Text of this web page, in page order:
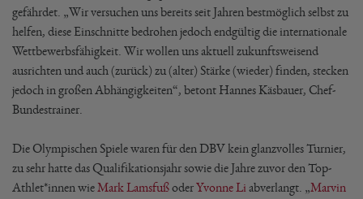
gefährdet. „Wir versuchen uns bereits seit Jahren bestmöglich selbst zu
helfen, diese Einschnitte bedrohen jedoch endgültig die internationale
Wettbewerbsfähigkeit. Wir wollen uns aktuell zukunftsweisend
ausrichten und auch (zurück) zu (alter) Stärke (wieder) finden, stecken
jedoch in großen Abhängigkeiten“, betont Hannes Käsbauer, Chef-
Bundestrainer.
Die Olympischen Spiele waren für den DBV kein glanzvolles Turnier,
zu sehr hatte das Qualifikationsjahr sowie die Jahre zuvor den Top-
Athlet*innen wieMark LamsfußoderYvonne Li abverlangt. „Marvin